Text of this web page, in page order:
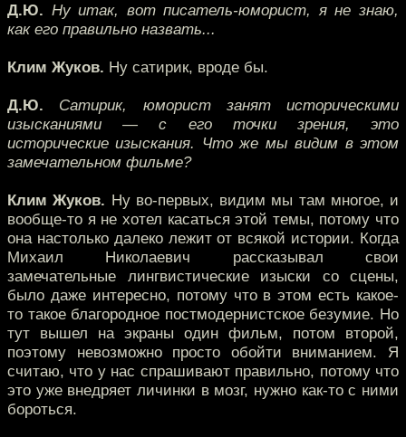
Д.Ю. Ну итак, вот писатель-юморист, я не знаю,
как его правильно назвать...
Клим Жуков. Ну сатирик, вроде бы.
Д.Ю. Сатирик, юморист занят историческими
изысканиями — с его точки зрения, это
исторические изыскания. Что же мы видим в этом
замечательном фильме?
Клим Жуков. Ну во-первых, видим мы там многое, и
вообще-то я не хотел касаться этой темы, потому что
она настолько далеко лежит от всякой истории. Когда
Михаил Николаевич рассказывал свои
замечательные лингвистические изыски со сцены,
было даже интересно, потому что в этом есть какое-
то такое благородное постмодернистское безумие. Но
тут вышел на экраны один фильм, потом второй,
поэтому невозможно просто обойти вниманием. Я
считаю, что у нас спрашивают правильно, потому что
это уже внедряет личинки в мозг, нужно как-то с ними
бороться.